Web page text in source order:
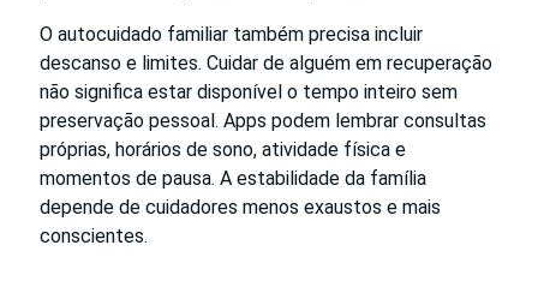
O autocuidado familiar também precisa incluir
descanso e limites. Cuidar de alguém em recuperação
não significa estar disponível o tempo inteiro sem
preservação pessoal. Apps podem lembrar consultas
próprias, horários de sono, atividade física e
momentos de pausa. A estabilidade da família
depende de cuidadores menos exaustos e mais
conscientes.